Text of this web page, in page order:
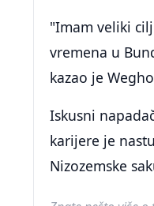
"Imam veliki
vremena u
kazao je
Iskusni
karijere je
Nizozemske